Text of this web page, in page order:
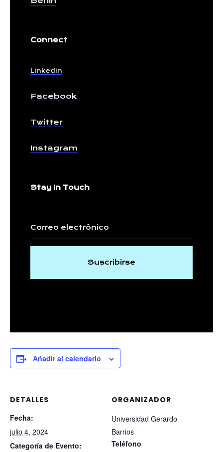
Connect
Linkedin
Facebook
Twitter
Instagram
Stay In Touch
Suscribirse
Añadir al calendario
DETALLES
Fecha:
julio 4, 2024
Categoría de Evento:
ORGANIZADOR
Universidad Gerardo
Barrios
Teléfono